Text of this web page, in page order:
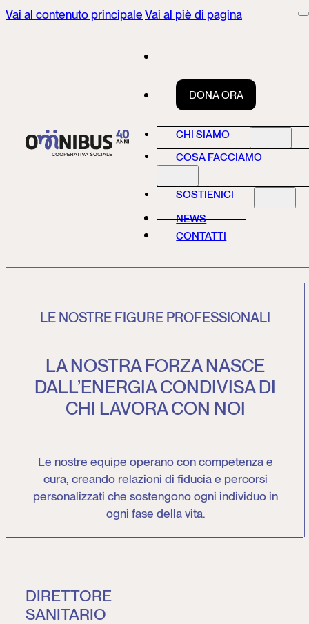
Vai al contenuto principaleVai al piè di pagina
DONA ORA
CHI SIAMO
COSA FACCIAMO
SOSTIENICI
NEWS
CONTATTI
LE NOSTRE FIGURE PROFESSIONALI
LA NOSTRA FORZA NASCE
DALL’ENERGIA CONDIVISA DI
CHI LAVORA CON NOI
Le nostre equipe operano con competenza e
cura, creando relazioni di fiducia e percorsi
personalizzati che sostengono ogni individuo in
ogni fase della vita.
DIRETTORE
SANITARIO